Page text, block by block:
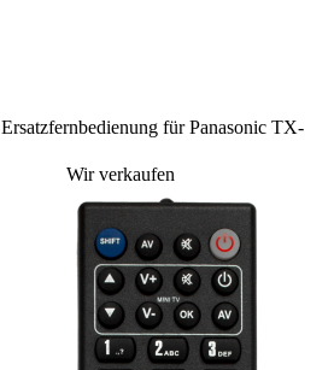
Ersatzfernbedienung für Panasonic TX-
Wir verkaufen